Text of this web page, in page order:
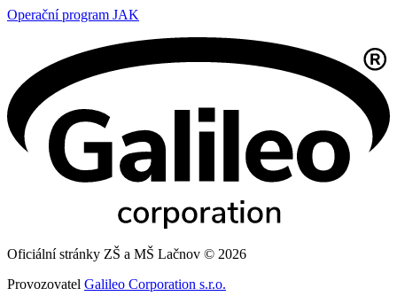
Operační program JAK
Oficiální stránky ZŠ a MŠ Lačnov © 2026
Provozovatel Galileo Corporation s.r.o.